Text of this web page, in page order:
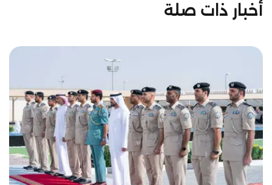
أخبار ذات صلة